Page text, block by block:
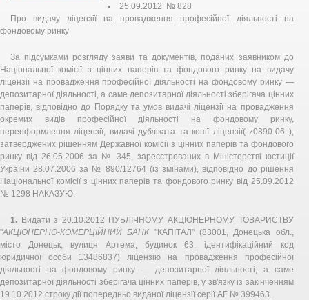
25.09.2012 № 828
Про видачу ліцензії на провадження професійної діяльності на
фондовому ринку
За підсумками розгляду заяви та документів, поданих заявником до
Національної комісії з цінних паперів та фондового ринку на видачу
ліцензії на провадження професійної діяльності на фондовому ринку —
депозитарної діяльності, а саме депозитарної діяльності зберігача цінних
паперів, відповідно до Порядку та умов видачі ліцензії на провадження
окремих видів професійної діяльності на фондовому ринку,
переоформлення ліцензії, видачі дубліката та копії ліцензії( z0890-06 ),
затверджених рішенням Державної комісії з цінних паперів та фондового
ринку від 26.05.2006 за № 345, зареєстрованих в Міністерстві юстиції
України 28.07.2006 за № 890/12764 (із змінами), відповідно до рішення
Національної комісії з цінних паперів та фондового ринку від 25.09.2012
№ 1298 НАКАЗУЮ:
1. Видати з 20.10.2012 ПУБЛІЧНОМУ АКЦІОНЕРНОМУ ТОВАРИСТВУ
"АКЦІОНЕРНО-КОМЕРЦІЙНИЙ БАНК "КАПІТАЛ" (83001, Донецька обл.,
місто Донецьк, вулиця Артема, будинок 63, ідентифікаційний код
юридичної особи 13486837) ліцензію на провадження професійної
діяльності на фондовому ринку — депозитарної діяльності, а саме
депозитарної діяльності зберігача цінних паперів, у зв'язку із закінченням
19.10.2012 строку дії попередньо виданої ліцензії серії АГ № 399463.